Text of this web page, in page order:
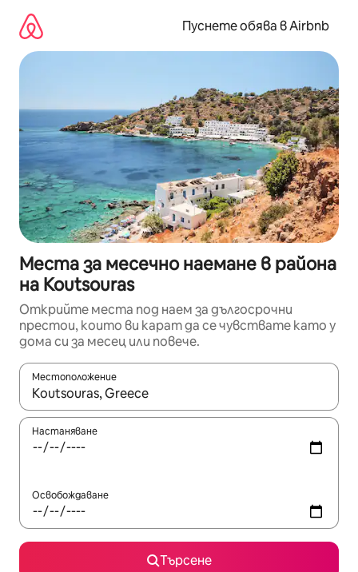
съдържанието
Пуснете обява в Airbnb
Места за месечно наемане в района
на Koutsouras
Открийте места под наем за дългосрочни
престои, които ви карат да се чувствате като у
дома си за месец или повече.
Местоположение
Когато резултатите се покажат, използвайте
Настаняване
Освобождаване
Търсене